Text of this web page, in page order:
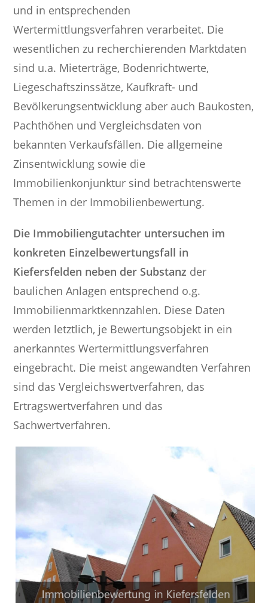
und in entsprechenden
Wertermittlungsverfahren verarbeitet. Die
wesentlichen zu recherchierenden Marktdaten
sind u.a. Mieterträge, Bodenrichtwerte,
Liegeschaftszinssätze, Kaufkraft- und
Bevölkerungsentwicklung aber auch Baukosten,
Pachthöhen und Vergleichsdaten von
bekannten Verkaufsfällen. Die allgemeine
Zinsentwicklung sowie die
Immobilienkonjunktur sind betrachtenswerte
Themen in der Immobilienbewertung.
Die Immobiliengutachter untersuchen im
konkreten Einzelbewertungsfall in
Kiefersfelden neben der Substanz der
baulichen Anlagen entsprechend o.g.
Immobilienmarktkennzahlen. Diese Daten
werden letztlich, je Bewertungsobjekt in ein
anerkanntes Wertermittlungsverfahren
eingebracht. Die meist angewandten Verfahren
sind das Vergleichswertverfahren, das
Ertragswertverfahren und das
Sachwertverfahren.